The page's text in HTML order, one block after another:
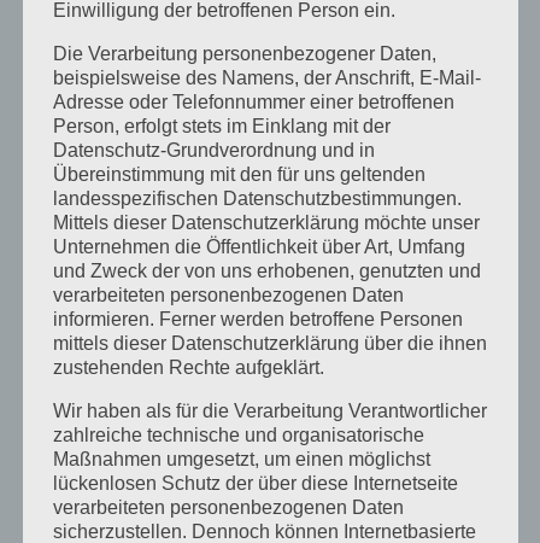
März 2024
Januar 2024
Dezember 2023
November 2023
Oktober 2023
September 2023
Juli 2023
Juni 2023
April 2023
März 2023
Februar 2023
Einwilligung der betroffenen Person ein.
Die Verarbeitung personenbezogener Daten,
beispielsweise des Namens, der Anschrift, E-Mail-
Adresse oder Telefonnummer einer betroffenen
Person, erfolgt stets im Einklang mit der
Datenschutz-Grundverordnung und in
Übereinstimmung mit den für uns geltenden
landesspezifischen Datenschutzbestimmungen.
Mittels dieser Datenschutzerklärung möchte unser
Unternehmen die Öffentlichkeit über Art, Umfang
und Zweck der von uns erhobenen, genutzten und
verarbeiteten personenbezogenen Daten
informieren. Ferner werden betroffene Personen
mittels dieser Datenschutzerklärung über die ihnen
zustehenden Rechte aufgeklärt.
Wir haben als für die Verarbeitung Verantwortlicher
zahlreiche technische und organisatorische
Maßnahmen umgesetzt, um einen möglichst
lückenlosen Schutz der über diese Internetseite
verarbeiteten personenbezogenen Daten
sicherzustellen. Dennoch können Internetbasierte